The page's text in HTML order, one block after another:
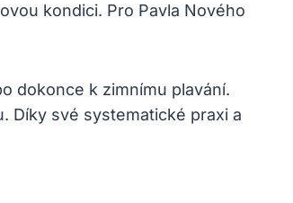
kondici. Pro Pavla Nového
dokonce k zimnímu plavání.
Díky své systematické praxi a